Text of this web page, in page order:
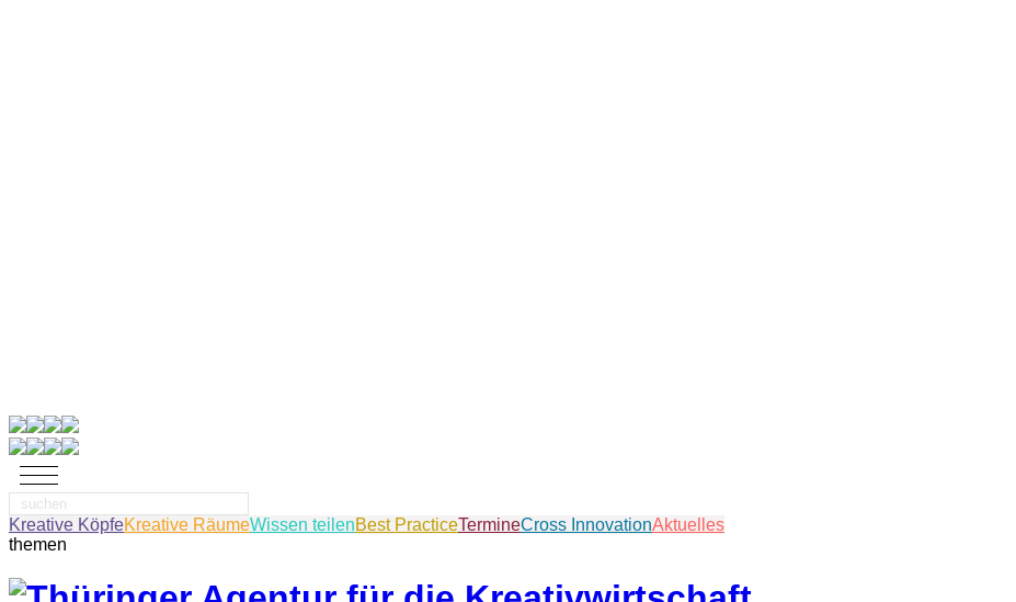
Suche
nach:
Kreative KöpfeKreative RäumeWissen teilenBest PracticeTermineCross InnovationAktuelles
themen